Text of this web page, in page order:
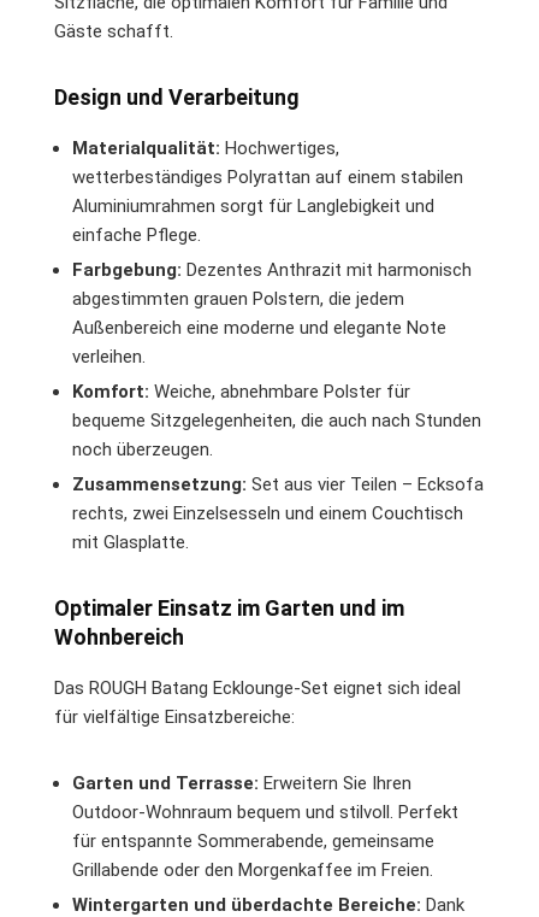
Gäste schafft.
Design und Verarbeitung
Materialqualität: Hochwertiges,
wetterbeständiges Polyrattan auf einem stabilen
Aluminiumrahmen sorgt für Langlebigkeit und
einfache Pflege.
Farbgebung: Dezentes Anthrazit mit harmonisch
abgestimmten grauen Polstern, die jedem
Außenbereich eine moderne und elegante Note
verleihen.
Komfort: Weiche, abnehmbare Polster für
bequeme Sitzgelegenheiten, die auch nach Stunden
noch überzeugen.
Zusammensetzung: Set aus vier Teilen – Ecksofa
rechts, zwei Einzelsesseln und einem Couchtisch
mit Glasplatte.
Optimaler Einsatz im Garten und im
Wohnbereich
Das ROUGH Batang Ecklounge-Set eignet sich ideal
für vielfältige Einsatzbereiche:
Garten und Terrasse: Erweitern Sie Ihren
Outdoor-Wohnraum bequem und stilvoll. Perfekt
für entspannte Sommerabende, gemeinsame
Grillabende oder den Morgenkaffee im Freien.
Wintergarten und überdachte Bereiche: Dank